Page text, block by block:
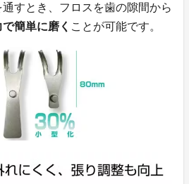
すとき、フロスを歯の隙間から
で簡単に磨く ことが可能です。